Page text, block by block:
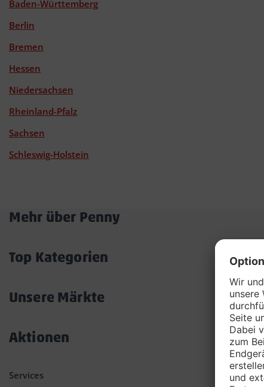
Baden-Württemberg
Berlin
Bremen
Hessen
Niedersachsen
Rheinland-Pfalz
Sachsen
Schleswig-Holstein
Mehr über Penny
öffnen/schließen
Top Kategorien
Unsere Märkte
Aktionen
Services